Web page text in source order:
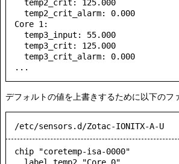
Core 1:
デフォルトの値を上書きするために以下のフ
/etc/sensors.d/Zotac-IONITX-A-U
chip "coretemp-isa-0000"